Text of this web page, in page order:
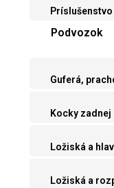
Príslušenstvo
Podvozok
Guferá,
Kocky zadnej
Ložiská a
Ložiská a